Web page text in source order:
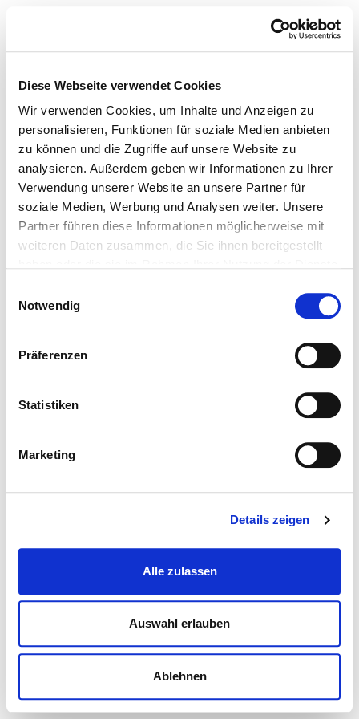
Diese Webseite verwendet Cookies
Wir verwenden Cookies, um Inhalte und Anzeigen zu
personalisieren, Funktionen für soziale Medien anbieten
zu können und die Zugriffe auf unsere Website zu
analysieren. Außerdem geben wir Informationen zu Ihrer
Verwendung unserer Website an unsere Partner für
soziale Medien, Werbung und Analysen weiter. Unsere
Partner führen diese Informationen möglicherweise mit
weiteren Daten zusammen, die Sie ihnen bereitgestellt
Notwendig
Präferenzen
Statistiken
Marketing
Details zeigen
Alle zulassen
Auswahl erlauben
Ablehnen